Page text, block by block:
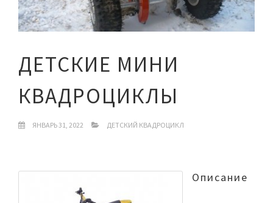
ДЕТСКИЕ МИНИ
КВАДРОЦИКЛЫ
ЯНВАРЬ 31, 2022 ДЕТСКИЙ КВАДРОЦИКЛ
Описание